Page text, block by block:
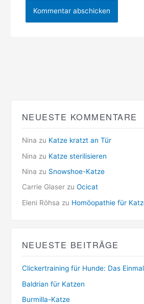
NEUESTE KOMMENTARE
Nina zu Katze kratzt an Tür
Nina zu Katze sterilisieren
Nina zu Snowshoe-Katze
Carrie Glaserzu Ocicat
Eleni Röhsa zu Homöopathie für
NEUESTE BEITRÄGE
Clickertraining für Hunde: Das
Baldrian für Katzen
Burmilla-Katze